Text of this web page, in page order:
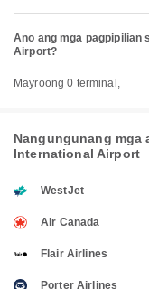
Ano ang mga pagpipilian
Airport?
Mayroong 0 terminal,
Nangungunang mga
International Airport
WestJet
Air Canada
Flair Airlines
Porter Airlines